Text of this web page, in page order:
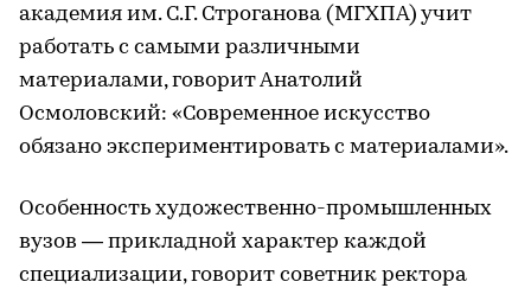
академия им. С.Г. Строганова (МГХПА) учит
работать с самыми различными
материалами, говорит Анатолий
Осмоловский: «Современное искусство
обязано экспериментировать с материалами».
Особенность художественно-промышленных
вузов — прикладной характер каждой
специализации, говорит советник ректора